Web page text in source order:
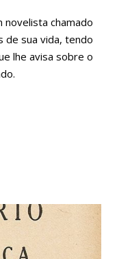
novelista chamado
de sua vida, tendo
lhe avisa sobre o